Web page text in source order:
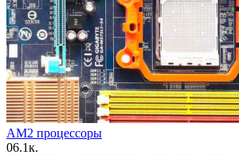
AM2 процессоры
06.1к.